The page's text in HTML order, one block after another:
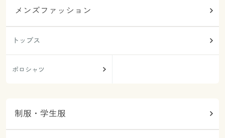
メンズファッション
トップス
ポロシャツ
制服・学生服